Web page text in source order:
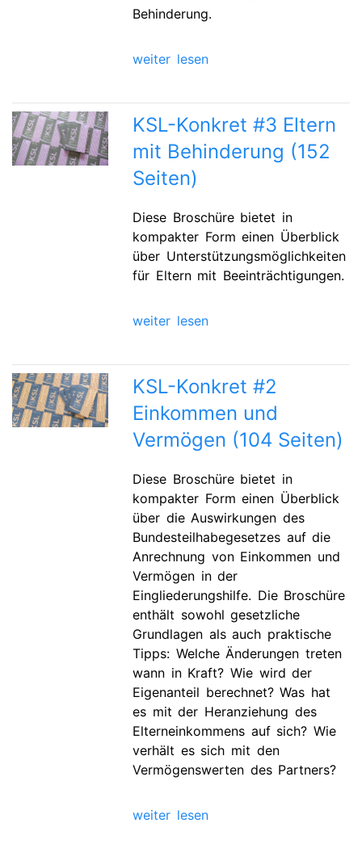
Behinderung.
weiter lesen
KSL-Konkret #3 Eltern
mit Behinderung (152
Seiten)
Diese Broschüre bietet in
kompakter Form einen Überblick
über Unterstützungsmöglichkeiten
für Eltern mit Beeinträchtigungen.
weiter lesen
KSL-Konkret #2
Einkommen und
Vermögen (104 Seiten)
Diese Broschüre bietet in
kompakter Form einen Überblick
über die Auswirkungen des
Bundesteilhabegesetzes auf die
Anrechnung von Einkommen und
Vermögen in der
Eingliederungshilfe. Die Broschüre
enthält sowohl gesetzliche
Grundlagen als auch praktische
Tipps: Welche Änderungen treten
wann in Kraft? Wie wird der
Eigenanteil berechnet? Was hat
es mit der Heranziehung des
Elterneinkommens auf sich? Wie
verhält es sich mit den
Vermögenswerten des Partners?
weiter lesen